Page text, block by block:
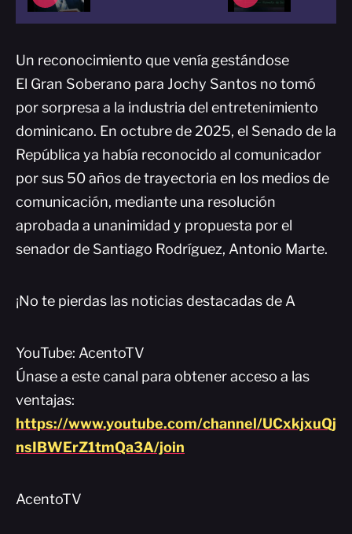
Un reconocimiento que venía gestándose
El Gran Soberano para Jochy Santos no tomó
por sorpresa a la industria del entretenimiento
dominicano. En octubre de 2025, el Senado de la
República ya había reconocido al comunicador
por sus 50 años de trayectoria en los medios de
comunicación, mediante una resolución
aprobada a unanimidad y propuesta por el
senador de Santiago Rodríguez, Antonio Marte.
¡No te pierdas las noticias destacadas de A
YouTube: AcentoTV
Únase a este canal para obtener acceso a las
ventajas:
https://www.youtube.com/channel/UCxkjxuQj
nsIBWErZ1tmQa3A/join
AcentoTV